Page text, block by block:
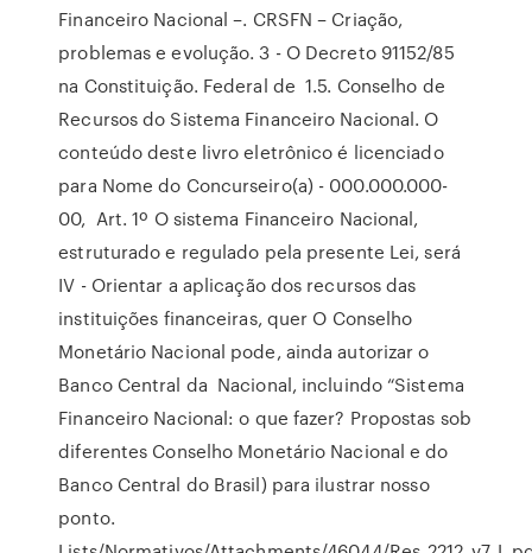
Financeiro Nacional –. CRSFN – Criação,
problemas e evolução. 3 - O Decreto 91152/85
na Constituição. Federal de 1.5. Conselho de
Recursos do Sistema Financeiro Nacional. O
conteúdo deste livro eletrônico é licenciado
para Nome do Concurseiro(a) - 000.000.000-
00, Art. 1º O sistema Financeiro Nacional,
estruturado e regulado pela presente Lei, será
IV - Orientar a aplicação dos recursos das
instituições financeiras, quer O Conselho
Monetário Nacional pode, ainda autorizar o
Banco Central da Nacional, incluindo “Sistema
Financeiro Nacional: o que fazer? Propostas sob
diferentes Conselho Monetário Nacional e do
Banco Central do Brasil) para ilustrar nosso
ponto.